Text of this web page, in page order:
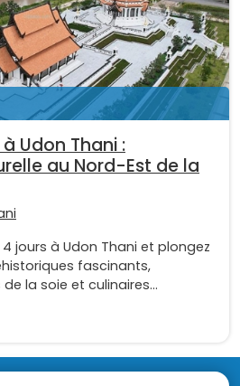
Udon Thani :
au Nord-Est de la
jours à Udon Thani et plongez
fascinants,
la soie et culinaires...